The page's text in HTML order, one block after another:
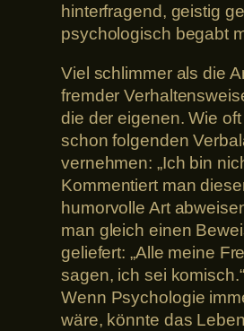
hinterfragend, geistig
psychologisch begabt
Viel schlimmer als die
fremder
die der eigenen. Wie
schon folgenden
vernehmen: „Ich bin
Kommentiert man
humorvolle Art
man gleich einen
geliefert: „Alle meine
sagen, ich sei
Wenn Psychologie
wäre, könnte das